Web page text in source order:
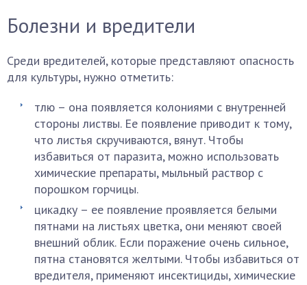
Болезни и вредители
Среди вредителей, которые представляют опасность
для культуры, нужно отметить:
тлю – она появляется колониями с внутренней
стороны листвы. Ее появление приводит к тому,
что листья скручиваются, вянут. Чтобы
избавиться от паразита, можно использовать
химические препараты, мыльный раствор с
порошком горчицы.
цикадку – ее появление проявляется белыми
пятнами на листьях цветка, они меняют своей
внешний облик. Если поражение очень сильное,
пятна становятся желтыми. Чтобы избавиться от
вредителя, применяют инсектициды, химические